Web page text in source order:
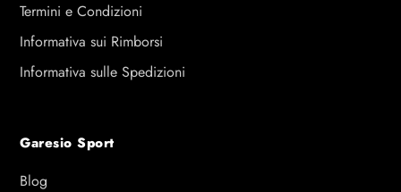
Termini e Condizioni
Informativa sui Rimborsi
Informativa sulle Spedizioni
Garesio Sport
Blog